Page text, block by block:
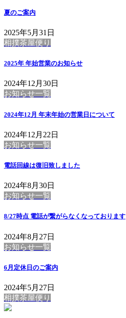
夏のご案内
2025年5月31日
相撲茶屋便り
2025年 年始営業のお知らせ
2024年12月30日
お知らせ一覧
2024年12月 年末年始の営業日について
2024年12月22日
お知らせ一覧
電話回線は復旧致しました
2024年8月30日
お知らせ一覧
8/27時点 電話が繋がらなくなっております
2024年8月27日
お知らせ一覧
6月定休日のご案内
2024年5月27日
相撲茶屋便り